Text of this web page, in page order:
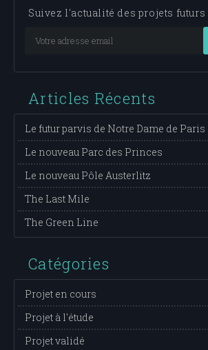
Suivez l'actualité des projets futurs
Articles Récents
Le futur parvis de Notre Dame de Paris
Le nouveau Parc des Princes
Le nouveau Pôle Austerlitz
The Last Mile
The Green Line
Catégories
Projet en cours
Projet à l'étude
Projet validé